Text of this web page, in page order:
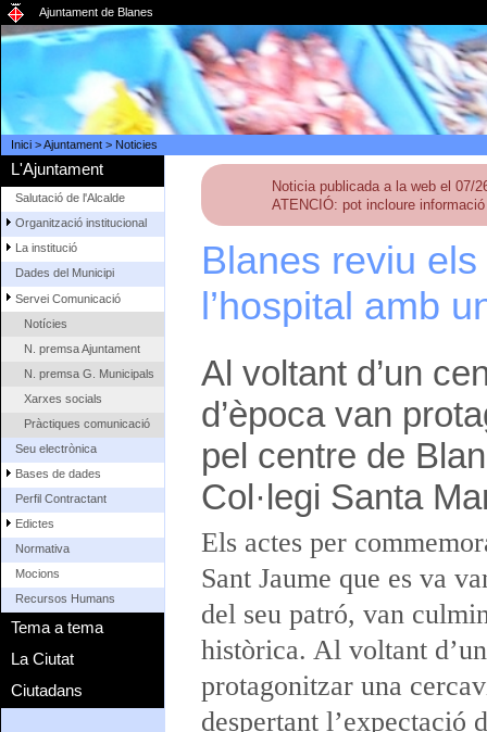
Ajuntament de Blanes
Inici>Ajuntament> Noticies
L'Ajuntament
Salutació de l'Alcalde
Organització institucional
La institució
Dades del Municipi
Servei Comunicació
Notícies
N. premsa Ajuntament
N. premsa G. Municipals
Xarxes socials
Pràctiques comunicació
Seu electrònica
Bases de dades
Perfil Contractant
Edictes
Normativa
Mocions
Recursos Humans
Tema a tema
La Ciutat
Ciutadans
Noticia publicada a la web el 07/
ATENCIÓ: pot incloure
Blanes reviu
l’hospital amb
Al voltant d’un
d’època van
pel centre de
Col·legi Santa
Els actes per
Sant Jaume que es va
del seu patró, van
històrica. Al voltant
protagonitzar una
despertant l’expectació